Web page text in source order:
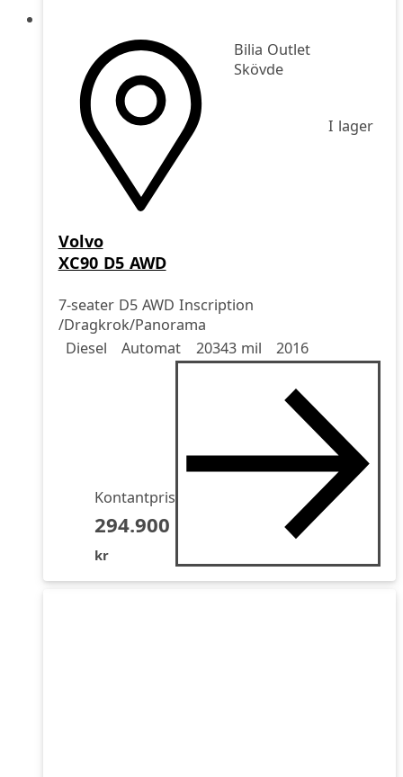
Bilia Outlet
Skövde
I lager
Volvo
XC90 D5 AWD
7-seater D5 AWD Inscription
/Dragkrok/Panorama
Drivmedel
Diesel
DrivmedelAutomat
Miltal 20343 mil
årsmodell 2016
Kontantpris
294.900
kr